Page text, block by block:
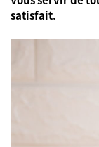
satisfait.